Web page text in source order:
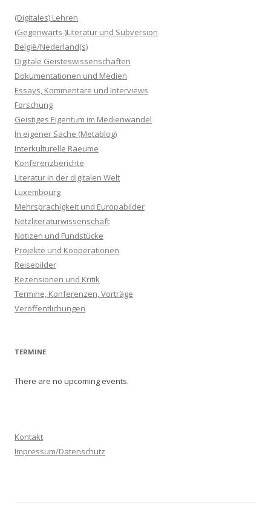
(Digitales) Lehren
(Gegenwarts-)Literatur und Subversion
België/Nederland(s)
Digitale Geisteswissenschaften
Dokumentationen und Medien
Essays, Kommentare und Interviews
Forschung
Geistiges Eigentum im Medienwandel
In eigener Sache (Metablog)
Interkulturelle Raeume
Konferenzberichte
Literatur in der digitalen Welt
Luxembourg
Mehrsprachigkeit und Europabilder
Netzliteraturwissenschaft
Notizen und Fundstücke
Projekte und Kooperationen
Reisebilder
Rezensionen und Kritik
Termine, Konferenzen, Vorträge
Veröffentlichungen
TERMINE
There are no upcoming events.
Kontakt
Impressum/Datenschutz